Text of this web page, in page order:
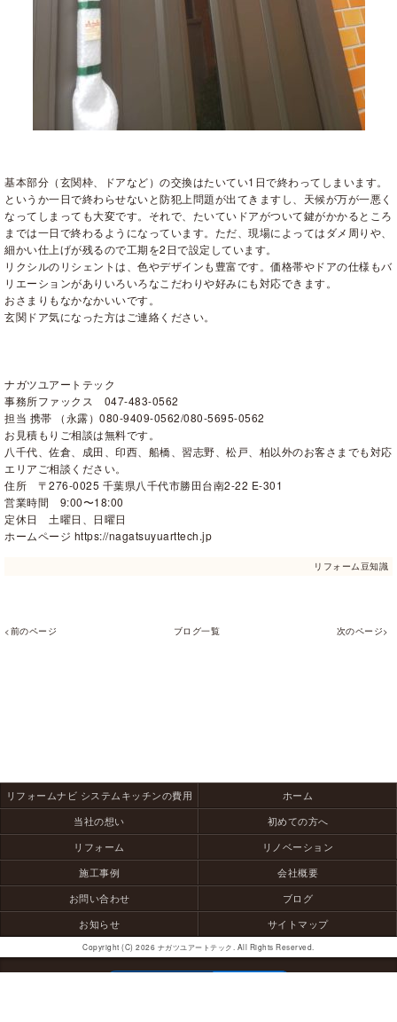
基本部分（玄関枠、ドアなど）の交換はたいてい1日で終わってしまいます。
というか一日で終わらせないと防犯上問題が出てきますし、天候が万が一悪く
なってしまっても大変です。それで、たいていドアがついて鍵がかかるところ
までは一日で終わるようになっています。ただ、現場によってはダメ周りや、
細かい仕上げが残るので工期を2日で設定しています。
リクシルのリシェントは、色やデザインも豊富です。価格帯やドアの仕様もバ
リエーションがありいろいろなこだわりや好みにも対応できます。
おさまりもなかなかいいです。
玄関ドア気になった方はご連絡ください。
ナガツユアートテック
事務所ファックス 047-483-0562
担当 携帯 （永露）080-9409-0562/080-5695-0562
お見積もりご相談は無料です。
八千代、佐倉、成田、印西、船橋、習志野、松戸、柏以外のお客さまでも対応
エリアご相談ください。
住所 〒276-0025 千葉県八千代市勝田台南2-22 E-301
営業時間 9:00〜18:00
定休日 土曜日、日曜日
ホームページ https://nagatsuyuarttech.jp
リフォーム豆知識
<前のページ ブログ一覧 次のページ>
リフォームナビ システムキッチンの費用
ホーム
当社の想い
初めての方へ
リフォーム
リノベーション
施工事例
会社概要
お問い合わせ
ブログ
お知らせ
サイトマップ
Copyright (C) 2026 ナガツユアートテック. All Rights Reserved.